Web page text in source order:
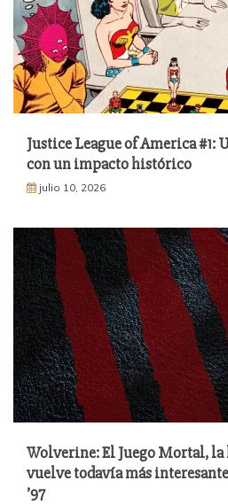
Justice League of America
con un impacto histórico
julio 10, 2026
Wolverine: El Juego Mortal, la
vuelve todavía más
’97